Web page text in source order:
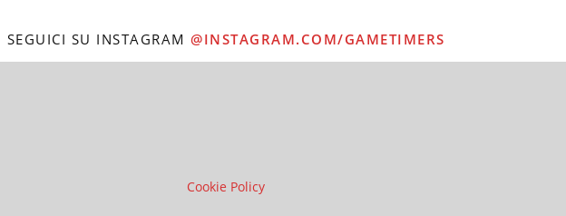
SEGUICI SU INSTAGRAM @INSTAGRAM.COM/GAMETIMERS
Cookie Policy